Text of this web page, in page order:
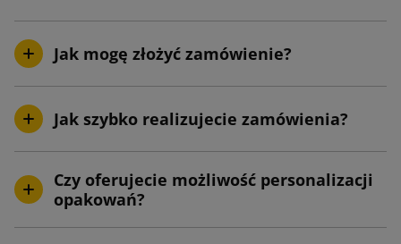
Jak mogę złożyć zamówienie?
Jak szybko realizujecie zamówienia?
Czy oferujecie możliwość personalizacji
opakowań?